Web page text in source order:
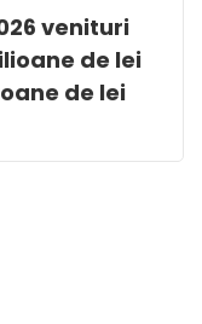
venituri
de lei
de lei